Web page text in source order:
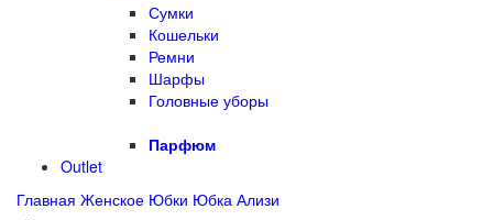
Сумки
Кошельки
Ремни
Шарфы
Головные уборы
Парфюм
Outlet
Главная Женское Юбки Юбка Ализи